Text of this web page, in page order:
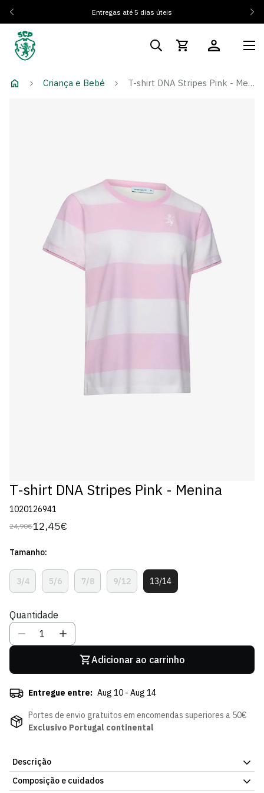
Entregas até 5 dias úteis
Criança e Bebé T-shirt DNA Stripes Pink - Menina
T-shirt DNA Stripes Pink - Menina
1020126941
Preço
24,90€
Preço
venda
12,45€
Tamanho:
3/4
Variante
Esgotada
Indisponível
5/6
Variante
Esgotada
Indisponível
7/8
Variante
Esgotada
9/12Variante
Esgotada
13/14Variante
Esgotada
Quantidade
Adicionar ao carrinho
Entregue entre: Aug 10 - Aug 14
Portes de envio gratuitos em encomendas superiores a 50€
Exclusivo Portugal continental
Descrição
T-shirt DNA Stripes Pink - Menina, com o design da atual coleção
Composição e cuidados